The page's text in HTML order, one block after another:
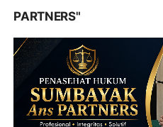
PARTNERS"